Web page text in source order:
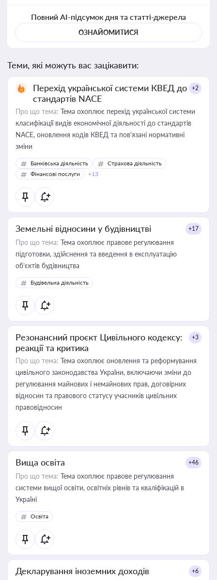
Повний AI-підсумок дня та статті-джерела
ОЗНАЙОМИТИСЯ
Теми, які можуть вас зацікавити:
Перехід української системи КВЕД до
стандартів NACE
+2
Про що тема: Тема охоплює перехід української системи
класифікації видів економічної діяльності до стандартів
NACE, оновлення кодів КВЕД та пов'язані нормативні
зміни
Банківська діяльність
Страхова діяльність
Фінансові послуги
+13
Земельні відносини у будівництві +17
Про що тема: Тема охоплює правове регулювання
підготовки, здійснення та введення в експлуатацію
об’єктів будівництва
Будівельна діяльність
Резонансний проєкт Цивільного кодексу:
реакції та критика
+3
Про що тема: Тема охоплює оновлення та реформування
цивільного законодавства України, включаючи зміни до
регулювання майнових і немайнових прав, договірних
відносин та правового статусу учасників цивільних
правовідносин
Вища освіта +46
Про що тема: Тема охоплює правове регулювання
системи вищої освіти, освітніх рівнів та кваліфікацій в
Україні
Освіта
Декларування іноземних доходів +6